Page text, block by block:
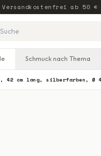
Versandkostenfrei ab 50 € ·
Schmuck nach Thema
42 cm lang, silberfarben, Ø 4